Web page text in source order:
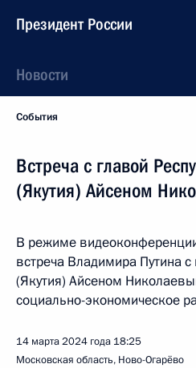
Президент России
Новости
События
Встреча с главой
(Якутия) Айсеном
В режиме
встреча Владимира Путина
(Якутия) Айсеном
социально-экономическое
14 марта 2024 года 18:25
Московская область, Ново-Огарёво